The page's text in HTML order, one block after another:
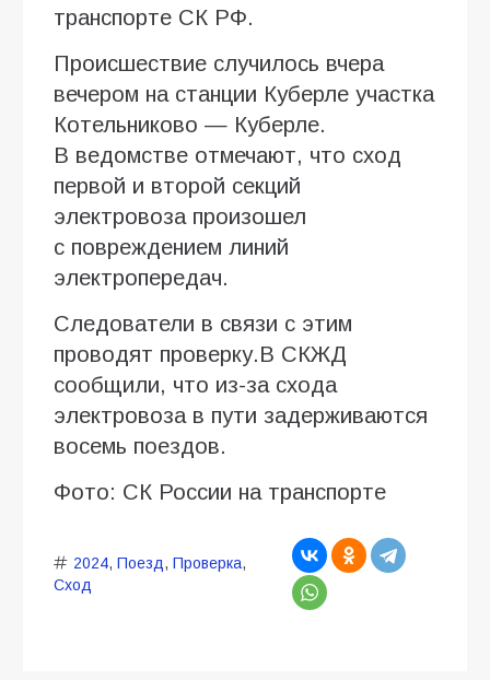
транспорте СК РФ.
Происшествие случилось вчера
вечером на станции Куберле участка
Котельниково — Куберле.
В ведомстве отмечают, что сход
первой и второй секций
электровоза произошел
с повреждением линий
электропередач.
Следователи в связи с этим
проводят проверку.В СКЖД
сообщили, что из-за схода
электровоза в пути задерживаются
восемь поездов.
Фото: СК России на транспорте
2024, Поезд, Проверка,
Сход